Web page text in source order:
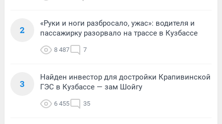
2
«Руки и ноги разбросало, ужас»: водителя и
пассажирку разорвало на трассе в Кузбассе
8 487 7
3
Найден инвестор для достройки Крапивинской
ГЭС в Кузбассе — зам Шойгу
6 455 35